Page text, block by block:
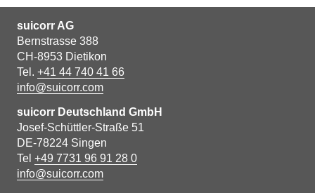
suicorr AG
Bernstrasse 388
CH-8953 Dietikon
Tel. +41 44 740 41 66
info@suicorr.com
suicorr Deutschland GmbH
Josef-Schüttler-Straße 51
DE-78224 Singen
Tel +49 7731 96 91 28 0
info@suicorr.com